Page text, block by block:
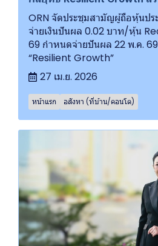
ORN จัดประชุมสามัญผู้ถือหุ้นป
จ่ายเงินปันผล 0.02 บาท/หุ้น
69 กำหนดจ่ายปันผล 22 พ.ค.
“Resilient Growth”
27 เม.ย. 2026
หน้าแรก อสังหา (ที่บ้าน/คอนโด)